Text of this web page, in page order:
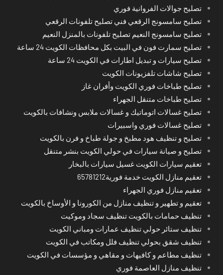
تصليح جوالات الفروانية فوري
تصليح سامسونج الرقعي فني تصليح تلفونات الرقعي
تصليح سامسونج النعيم تصليح تلفونات بالمنزل النعيم
تصليح سمارت فون في البيت بكل محافظات الكويت 24 ساعة
تصليح سيارات و تبديل اطارات في الكويت 24 ساعة
تصليح شاشات تلفزيونات الكويت
تصليح طباخات فوري الكويت وأفران غاز
تصليح طباخات متنقل الجهراء
تصليح غسالات اتوماتيك و غسالات ملابس ونشافات بالكويت
تصليح غسالات فوري واسبيرات
تصليح و تنظيف هود مطبخ و جولة طباخ و فرن بالكويت
تصليح و صيانة سيارات في حولي الكويت بنشر متنقل
تعقيم سيارات الكويت غسيل سيارات بالبخار
تعقيم منازل الكويت خدمة فورية65781212
تعقيم منازل فوري الجهراء
تعقيم و تطهير و تنظيف منازل من الكورونا و الأوساخ بالكويت
تنظيف حمامات بالكويت تنظيف سجاد وموكيت
تنظيف ستائر حولي تنظيف عمارات ومباني الكويت
تنظيف شقق بحولي تنظيف فلل ومكاتب في الكويت
تنظيف مطاعم و كافيهات و مقاهي و مؤسسات في الكويت
تنظيف منازل العاصمة فوري